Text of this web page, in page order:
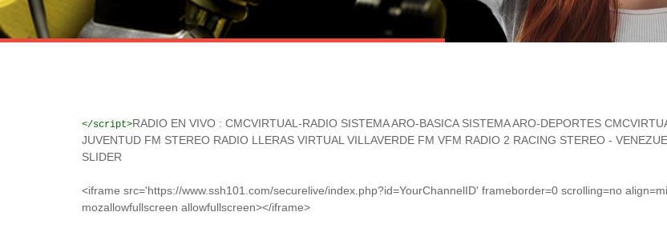
</script>RADIO EN VIVO : CMCVIRTUAL-RADIO SISTEMA ARO-BASICA SISTEMA ARO-DEPORTES
JUVENTUD FM STEREO RADIO LLERAS VIRTUAL VILLAVERDE FM VFM RADIO 2 RACING STEREO -
SLIDER
<iframe src='https://www.ssh101.com/securelive/index.php?id=YourChannelID' frameborder=0 scrolling=no
mozallowfullscreen allowfullscreen></iframe>